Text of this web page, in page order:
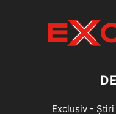
Exclusiv -